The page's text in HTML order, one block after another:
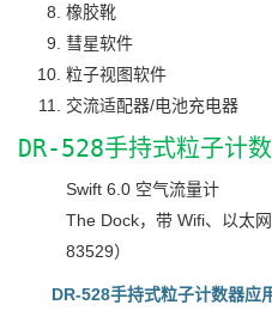
橡胶靴
彗星软件
粒子视图软件
交流适配器/电池充电器
DR-528手持式粒子计数
Swift 6.0 空气流量计
The Dock，带 Wifi、以太
83529）
DR-528手持式粒子计数器应